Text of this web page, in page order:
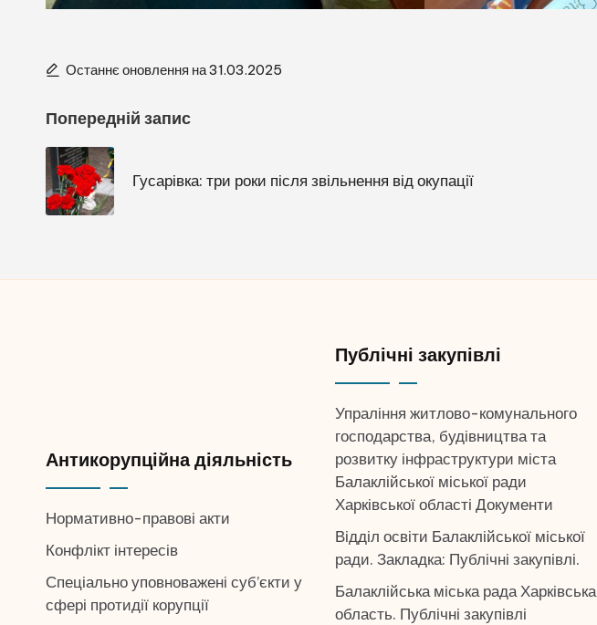
Останнє оновлення на 31.03.2025
Навігація
по
запису
Попередній запис
Гусарівка: три роки після звільнення від окупації
Антикорупційна діяльність
Нормативно-правові акти
Конфлікт інтересів
Спеціально уповноважені суб’єкти у
сфері протидії корупції
Публічні закупівлі
Упраління житлово-комунального
господарства, будівництва та
розвитку інфраструктури міста
Балаклійської міської ради
Харківської області Документи
Відділ освіти Балаклійської міської
ради. Закладка: Публічні закупівлі.
Балаклійська міська рада Харківська
область. Публічні закупівлі